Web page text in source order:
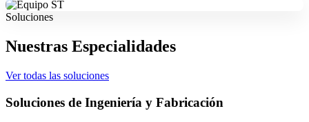
Soluciones
Nuestras Especialidades
Ver todas las soluciones
Soluciones de Ingeniería y Fabricación